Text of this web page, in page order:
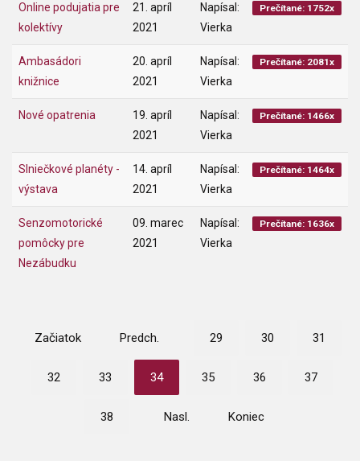
Online podujatia pre
kolektívy
21. apríl
2021
Napísal:
Vierka
Prečítané: 1752x
Ambasádori
knižnice
20. apríl
2021
Napísal:
Vierka
Prečítané: 2081x
Nové opatrenia
19. apríl
2021
Napísal:
Vierka
Prečítané: 1466x
Slniečkové planéty -
výstava
14. apríl
2021
Napísal:
Vierka
Prečítané: 1464x
Senzomotorické
pomôcky pre
Nezábudku
09. marec
2021
Napísal:
Vierka
Prečítané: 1636x
Začiatok Predch. 29 30 31
32 33 34 35 36 37
38 Nasl. Koniec